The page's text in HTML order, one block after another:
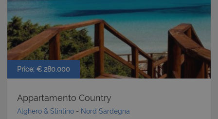
Price: € 280.000
Appartamento Country
Alghero & Stintino - Nord Sardegna